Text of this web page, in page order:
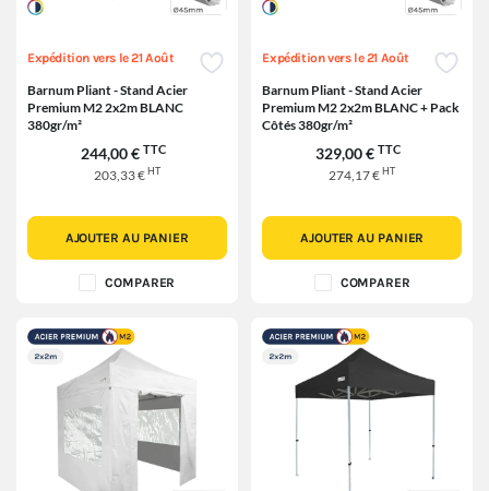
Expédition vers le 21 Août
Barnum Pliant - Stand Acier
Premium M2 2x2m BLANC
380gr/m²
244,00 € TTC
203,33 € HT
AJOUTER AU PANIER
COMPARER
Expédition vers le 21 Août
Barnum Pliant - Stand Acier
Premium M2 2x2m BLANC + Pack
Côtés 380gr/m²
329,00 € TTC
274,17 €HT
AJOUTER AU PANIER
COMPARER